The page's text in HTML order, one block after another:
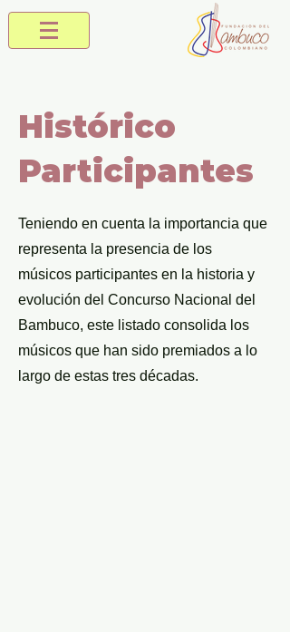
Histórico
Participantes
Teniendo en cuenta la importancia que
representa la presencia de los
músicos participantes en la historia y
evolución del Concurso Nacional del
Bambuco, este listado consolida los
músicos que han sido premiados a lo
largo de estas tres décadas.